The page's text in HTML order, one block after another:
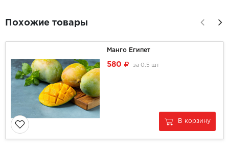
Похожие товары
Манго Египет
580 за 0.5 шт
В корзину